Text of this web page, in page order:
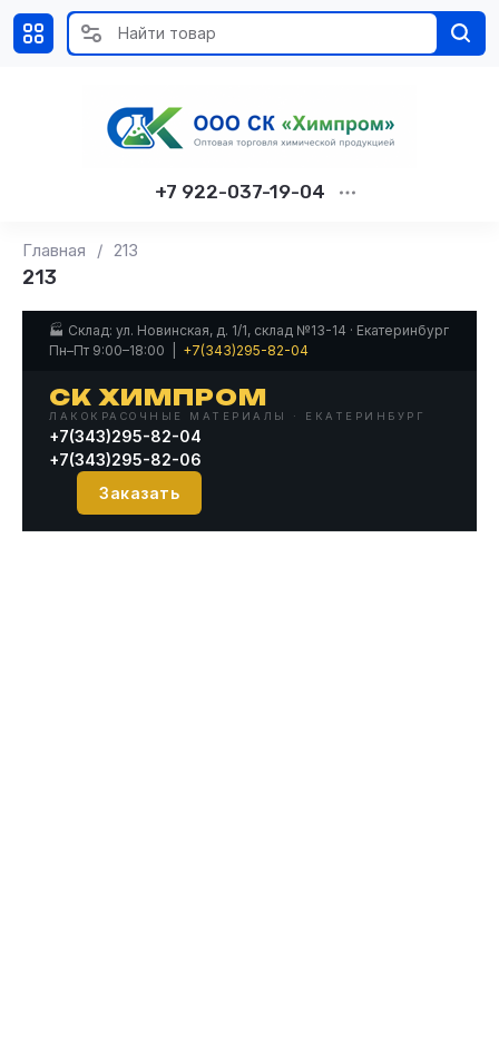
+7 922-037-19-04
Главная / 213
213
🏭 Склад: ул. Новинская, д. 1/1, склад №13-14 · Екатеринбург
Пн–Пт 9:00–18:00 | +7(343)295-82-04
СК ХИМПРОМ
ЛАКОКРАСОЧНЫЕ МАТЕРИАЛЫ · ЕКАТЕРИНБУРГ
+7(343)295-82-04
+7(343)295-82-06
Заказать